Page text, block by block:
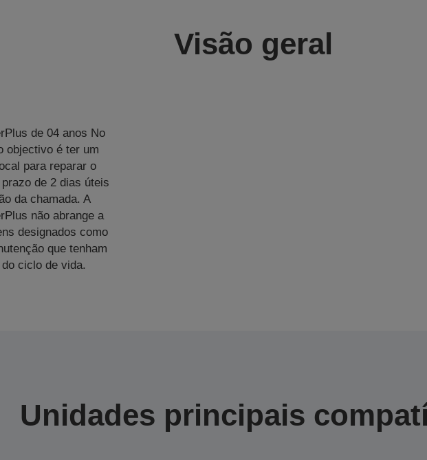
Visão geral
de 04 anos No
objectivo é ter um
para reparar o
de 2 dias úteis
da chamada. A
não abrange a
designados como
que tenham
ciclo de vida.
Unidades principais